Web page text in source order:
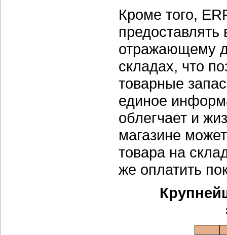
Кроме того,
отражающему
складах, что
товарные
единое
облегчает и
магазине
товара на
же оплатить